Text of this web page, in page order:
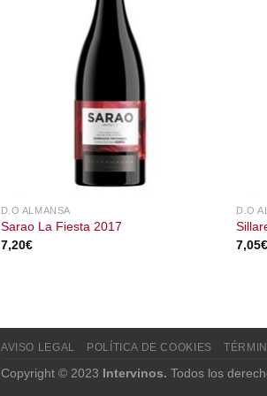
D.O ALMANSA
Sarao La Fiesta 2017
7,20€
D.O
7,05€
AVISO LEGAL POLÍTICA DE COOKIES
Copyright © 2023 Intervinos. Todos los